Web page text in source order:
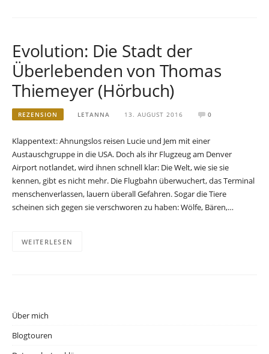
Evolution: Die Stadt der
Überlebenden von Thomas
Thiemeyer (Hörbuch)
REZENSION LETANNA 13. AUGUST 2016 0
Klappentext: Ahnungslos reisen Lucie und Jem mit einer
Austauschgruppe in die USA. Doch als ihr Flugzeug am Denver
Airport notlandet, wird ihnen schnell klar: Die Welt, wie sie sie
kennen, gibt es nicht mehr. Die Flugbahn überwuchert, das Terminal
menschenverlassen, lauern überall Gefahren. Sogar die Tiere
scheinen sich gegen sie verschworen zu haben: Wölfe, Bären,…
WEITERLESEN
Über mich
Blogtouren